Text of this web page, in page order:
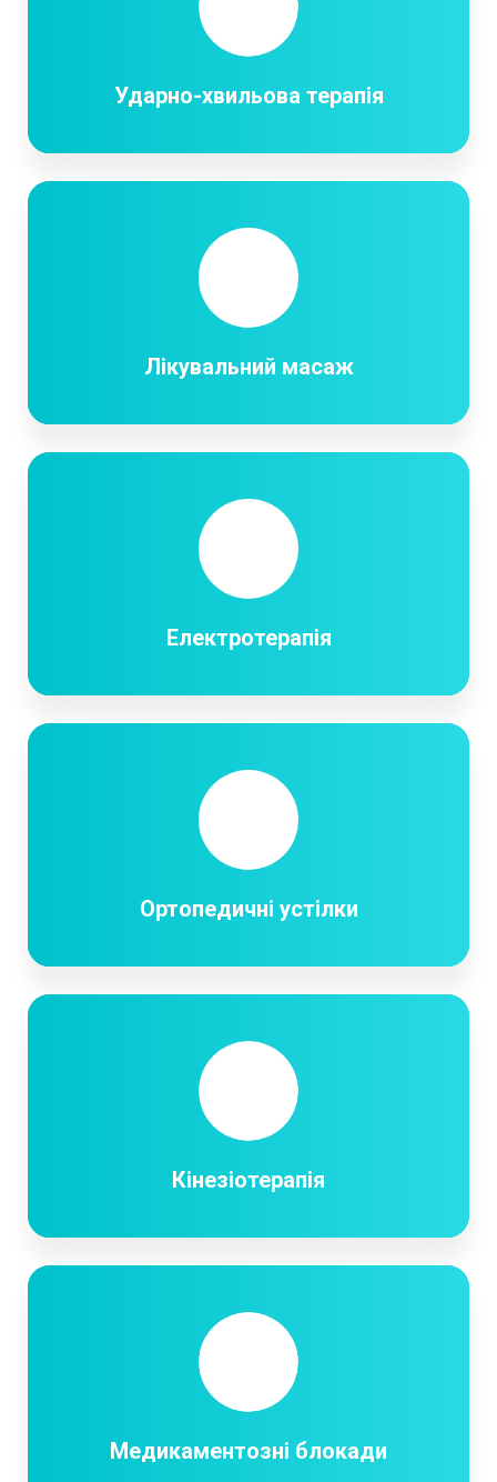
Ударно-хвильова терапія
Лікувальний масаж
Електротерапія
Ортопедичні устілки
Кінезіотерапія
Медикаментозні блокади